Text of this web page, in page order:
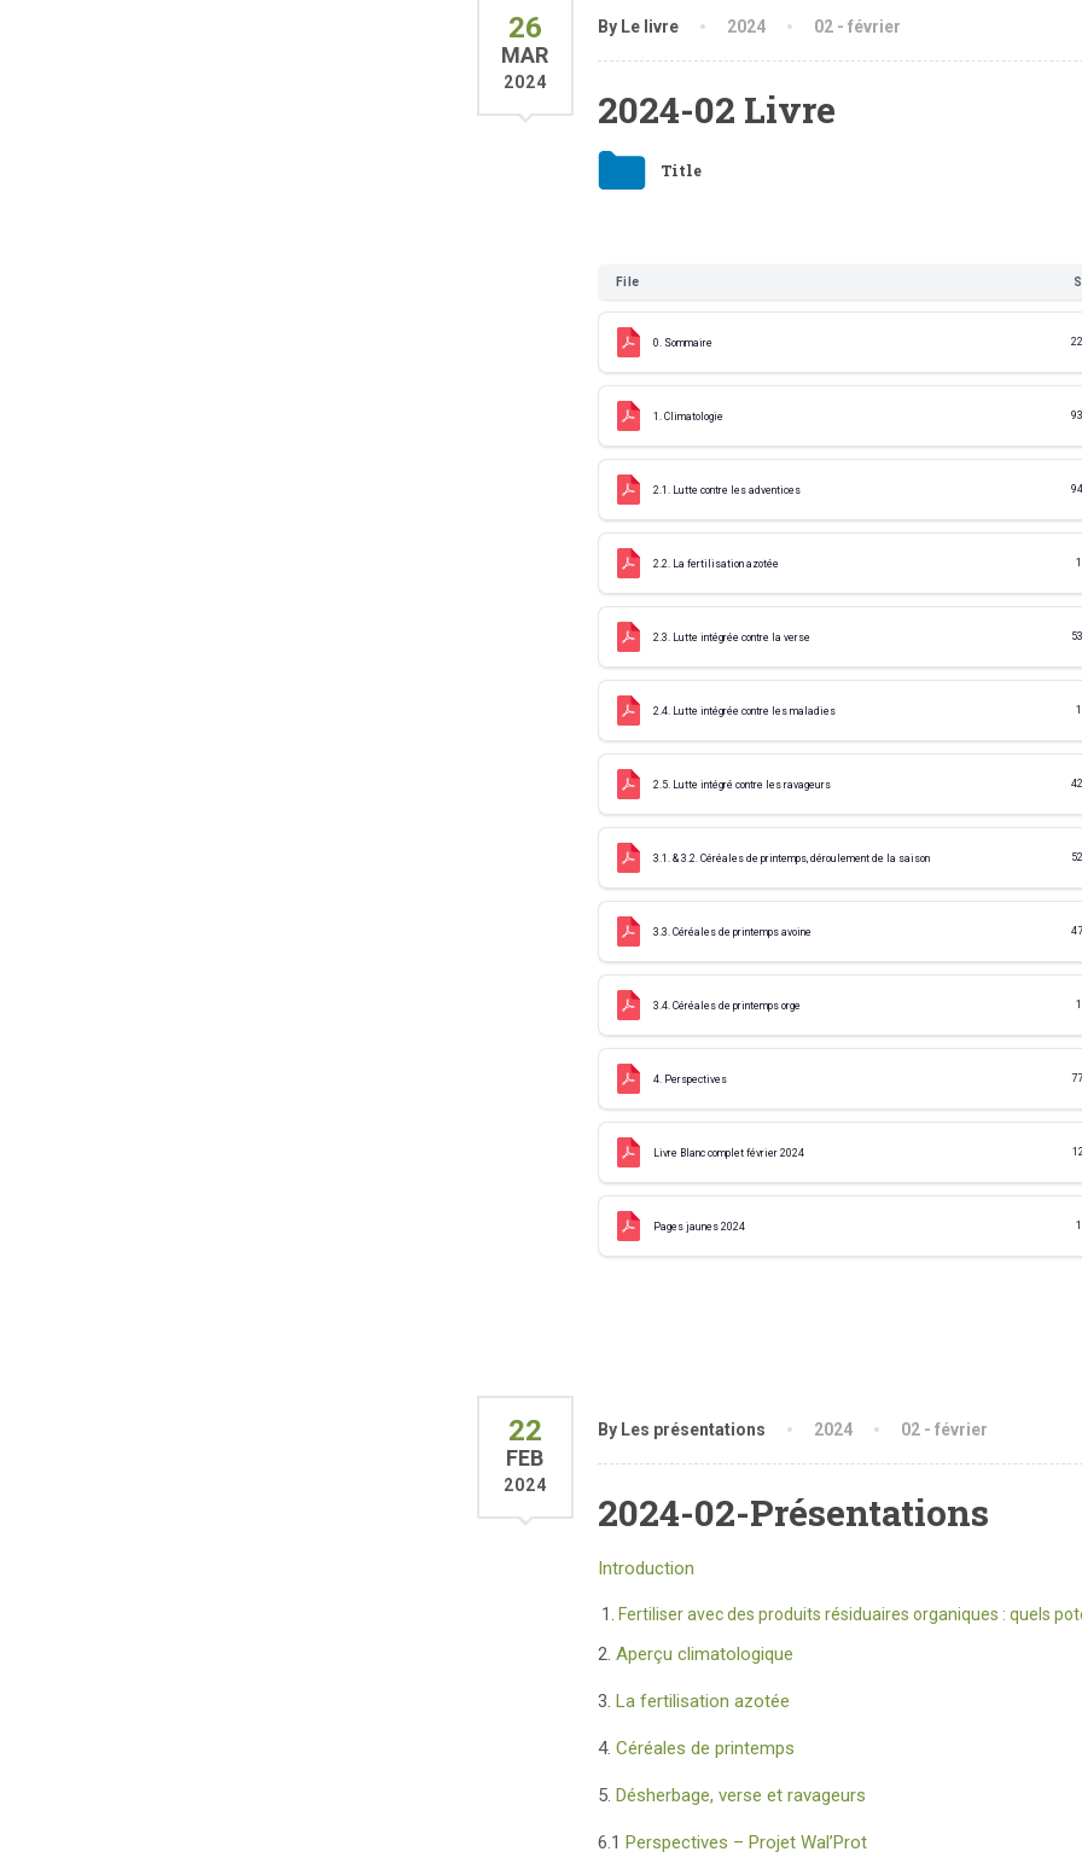
26
MAR
2024
By Le livre 2024 02 - février
2024-02 Livre
Title
File
0. Sommaire
1. Climatologie
2.1. Lutte contre les adventices
2.2. La fertilisation azotée
2.3. Lutte intégrée contre la verse
2.4. Lutte intégrée contre les maladies
2.5. Lutte intégré contre les ravageurs
3.1. & 3.2. Céréales de printemps, déroulement de la saison
3.3. Céréales de printemps avoine
3.4. Céréales de printemps orge
4. Perspectives
Livre Blanc complet février 2024
Pages jaunes 2024
22
FEB
2024
By Les présentations 2024 02 - février
2024-02-Présentations
Introduction
Fertiliser avec des produits résiduaires organiques : quels
2. Aperçu climatologique
3. La fertilisation azotée
4. Céréales de printemps
5. Désherbage, verse et ravageurs
6.1 Perspectives – Projet Wal’Prot